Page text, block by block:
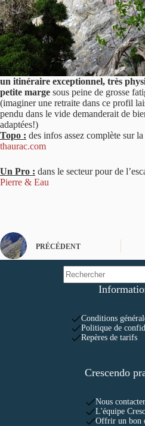
un itinéraire exceptionnel, très
petite marge sous peine de grosse
(imaginer une retraite dans ce profil
pendu dans le vide demanderait de
adaptées!)
Topo : des infos assez complète sur
thaurac.com
Un Pro : dans le secteur pour de
Pierre & Eau
PRÉCÉDENT
Conditions
Politique de
Repères de tarifs
Crescendo
Nous contacter
L'équipe
Offrir un bon